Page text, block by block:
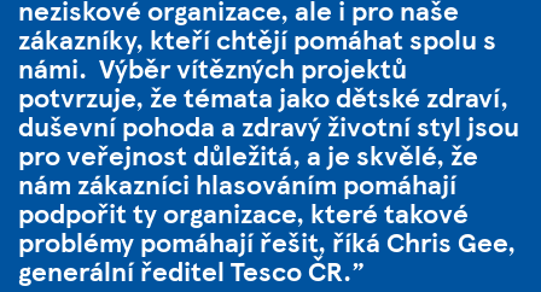
neziskové organizace, ale i pro naše
zákazníky, kteří chtějí pomáhat spolu s
námi. Výběr vítězných projektů
potvrzuje, že témata jako dětské zdraví,
duševní pohoda a zdravý životní styl jsou
pro veřejnost důležitá, a je skvělé, že
nám zákazníci hlasováním pomáhají
podpořit ty organizace, které takové
problémy pomáhají řešit, říkáChris Gee,
generální ředitel Tesco ČR.